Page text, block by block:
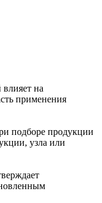
на
применения
подборе продукции
узла или